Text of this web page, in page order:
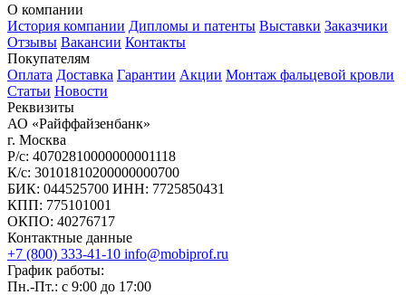
О компании
История компании Дипломы и патенты Выставки Заказчики
Отзывы Вакансии Контакты
Покупателям
Оплата Доставка Гарантии Акции Монтаж фальцевой кровли
Статьи Новости
Реквизиты
АО «Райффайзенбанк»
г. Москва
Р/с: 40702810000000001118
К/с: 30101810200000000700
БИК: 044525700 ИНН: 7725850431
КПП: 775101001
ОКПО: 40276717
Контактные данные
+7 (800) 333-41-10 info@mobiprof.ru
График работы:
Пн.-Пт.: с 9:00 до 17:00